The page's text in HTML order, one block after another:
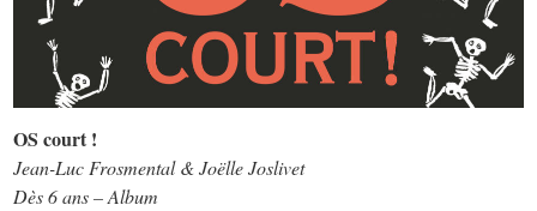
OS court !
Jean-Luc Frosmental & Joëlle Joslivet
Dès 6 ans – Album